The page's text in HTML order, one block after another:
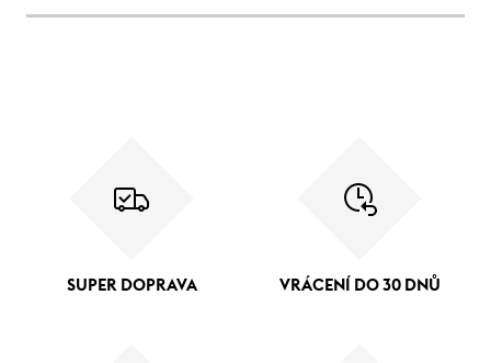
SUPER DOPRAVA VRÁCENÍ DO 30 DNŮ